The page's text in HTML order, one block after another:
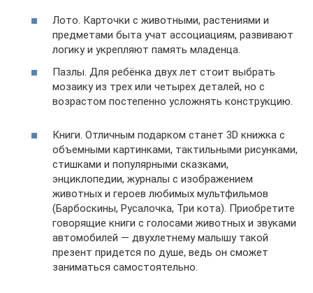
Лото. Карточки с животными, растениями и
предметами быта учат ассоциациям, развивают
логику и укрепляют память младенца.
Пазлы. Для ребёнка двух лет стоит выбрать
мозаику из трех или четырех деталей, но с
возрастом постепенно усложнять конструкцию.
Книги. Отличным подарком станет 3D книжка с
объемными картинками, тактильными рисунками,
стишками и популярными сказками,
энциклопедии, журналы с изображением
животных и героев любимых мультфильмов
(Барбоскины, Русалочка, Три кота). Приобретите
говорящие книги с голосами животных и звуками
автомобилей — двухлетнему малышу такой
презент придется по душе, ведь он сможет
заниматься самостоятельно.